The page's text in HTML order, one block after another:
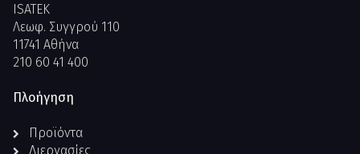
ISATEK
Λεωφ. Συγγρού 110
11741 Αθήνα
210 60 41 400
Πλοήγηση
Προϊόντα
Διεργασίες